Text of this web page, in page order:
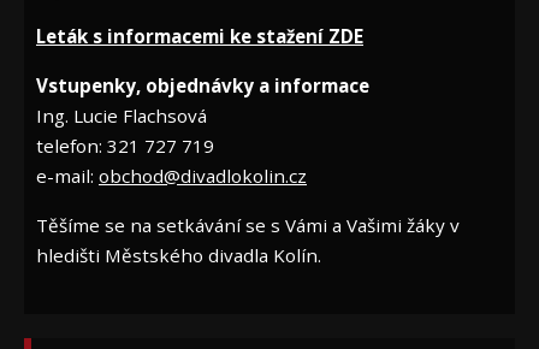
Leták s informacemi ke stažení ZDE
Vstupenky, objednávky a informace
Ing. Lucie Flachsová
telefon: 321 727 719
e-mail: obchod@divadlokolin.cz
Těšíme se na setkávání se s Vámi a Vašimi žáky v
hledišti Městského divadla Kolín.